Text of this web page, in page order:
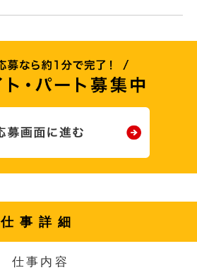
仕事詳細
仕事内容